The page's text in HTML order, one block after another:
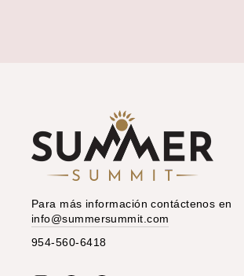
Para más información contáctenos en
info@summersummit.com
954-560-6418